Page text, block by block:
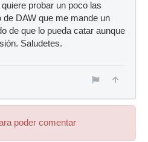
probar un poco las
de DAW que me mande un
de que lo pueda catar aunque
Saludetes.
poder comentar